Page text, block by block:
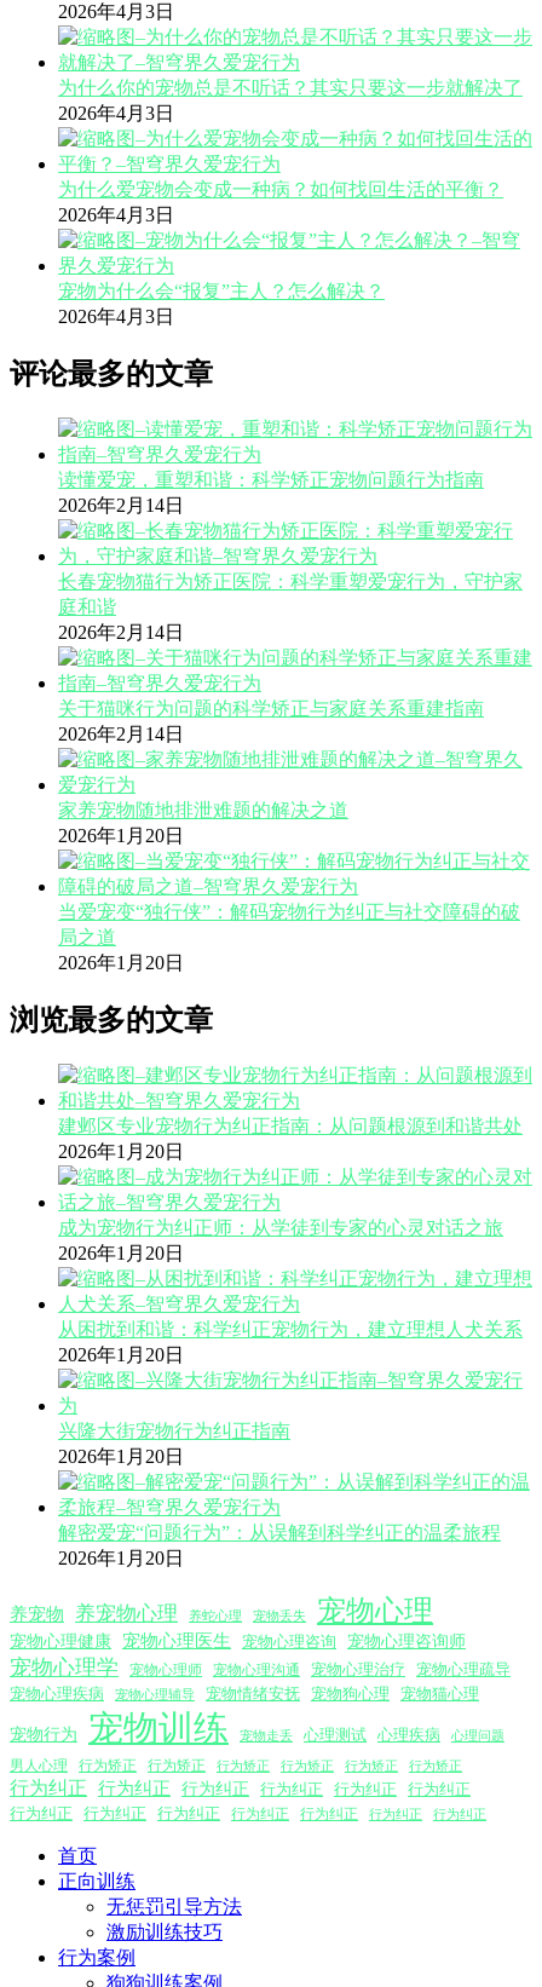
2026年4月3日
为什么你的宠物总是不听话？其实只要这一步就解决了
2026年4月3日
为什么爱宠物会变成一种病？如何找回生活的平衡？
2026年4月3日
宠物为什么会“报复”主人？怎么解决？
2026年4月3日
评论最多的文章
读懂爱宠，重塑和谐：科学矫正宠物问题行为指南
2026年2月14日
长春宠物猫行为矫正医院：科学重塑爱宠行为，守护家
庭和谐
2026年2月14日
关于猫咪行为问题的科学矫正与家庭关系重建指南
2026年2月14日
家养宠物随地排泄难题的解决之道
2026年1月20日
当爱宠变“独行侠”：解码宠物行为纠正与社交障碍的破
局之道
2026年1月20日
浏览最多的文章
建邺区专业宠物行为纠正指南：从问题根源到和谐共处
2026年1月20日
成为宠物行为纠正师：从学徒到专家的心灵对话之旅
2026年1月20日
从困扰到和谐：科学纠正宠物行为，建立理想人犬关系
2026年1月20日
兴隆大街宠物行为纠正指南
2026年1月20日
解密爱宠“问题行为”：从误解到科学纠正的温柔旅程
2026年1月20日
养宠物 养宠物心理 养蛇心理 宠物丢失 宠物心理
宠物心理健康 宠物心理医生 宠物心理咨询 宠物心理咨询师
宠物心理学 宠物心理师 宠物心理沟通 宠物心理治疗
宠物心理疏导
宠物心理疾病
宠物心理辅导 宠物情绪安抚 宠物狗心理 宠物猫心理
宠物行为 宠物训练 宠物走丢 心理测试 心理疾病 心理问题
男人心理 行为矫正 行为矫正 行为矫正 行为矫正 行为矫正 行为矫正
行为纠正 行为纠正 行为纠正 行为纠正 行为纠正
行为纠正
行为纠正
行为纠正 行为纠正 行为纠正 行为纠正 行为纠正 行为纠正
首页
正向训练
无惩罚引导方法
激励训练技巧
行为案例
狗狗训练案例